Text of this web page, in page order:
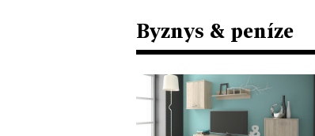
Byznys & peníze